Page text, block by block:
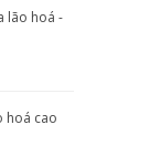
lão hoá -
hoá cao